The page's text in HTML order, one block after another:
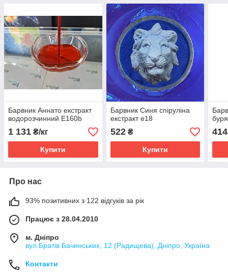
Барвник Аннато екстракт
водорозчинний Е160b
1 131 ₴/кг
Купити
Барвник Синя спіруліна
екстракт е18
522₴
Купити
414
Про нас
93% позитивних з 122 відгуків за рік
Працює з 28.04.2010
м. Дніпро
вул.Братів Бачинських, 12 (Радищева), Дніпро, Україна
Контакти